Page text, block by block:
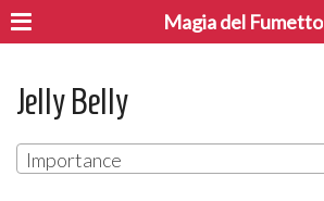
Magia del Fumetto
Jelly Belly
Importance